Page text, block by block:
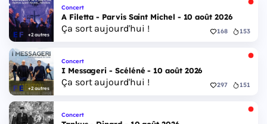
+2 autres
Concert
A Filetta - Parvis Saint Michel - 10 août 2026
Ça sort aujourd'hui ! 168 153
+2 autres
Concert
I Messageri - Scéléné - 10 août 2026
Ça sort aujourd'hui ! 297 151
Concert